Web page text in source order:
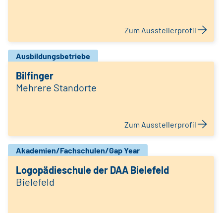
Zum Ausstellerprofil
Ausbildungsbetriebe
Bilfinger
Mehrere Standorte
Zum Ausstellerprofil
Akademien/Fachschulen/Gap Year
Logopädieschule der DAA Bielefeld
Bielefeld